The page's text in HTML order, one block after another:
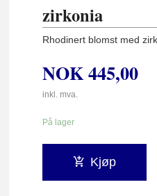
zirkonia
Rhodinert blomst med
NOK445,00
inkl. mva.
På lager
Kjøp